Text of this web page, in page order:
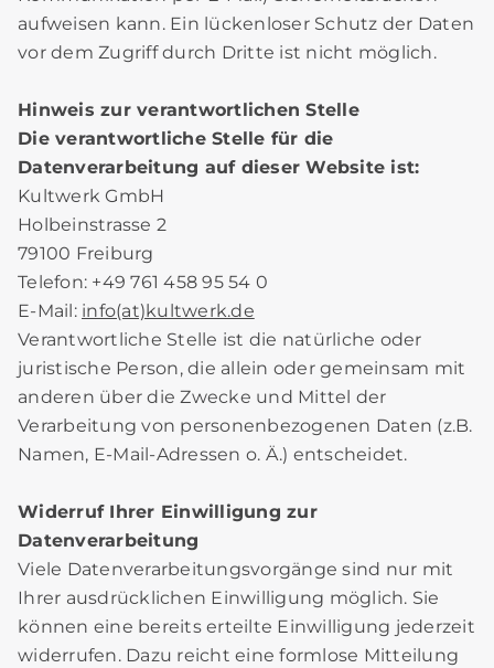
aufweisen kann. Ein lückenloser Schutz der Daten
vor dem Zugriff durch Dritte ist nicht möglich.
Hinweis zur verantwortlichen Stelle
Die verantwortliche Stelle für die
Datenverarbeitung auf dieser Website ist:
Kultwerk GmbH
Holbeinstrasse 2
79100 Freiburg
Telefon: +49 761 458 95 54 0
E-Mail: info(at)kultwerk.de
Verantwortliche Stelle ist die natürliche oder
juristische Person, die allein oder gemeinsam mit
anderen über die Zwecke und Mittel der
Verarbeitung von personenbezogenen Daten (z.B.
Namen, E-Mail-Adressen o. Ä.) entscheidet.
Widerruf Ihrer Einwilligung zur
Datenverarbeitung
Viele Datenverarbeitungsvorgänge sind nur mit
Ihrer ausdrücklichen Einwilligung möglich. Sie
können eine bereits erteilte Einwilligung jederzeit
widerrufen. Dazu reicht eine formlose Mitteilung